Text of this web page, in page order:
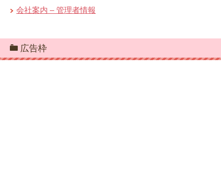
会社案内 – 管理者情報
広告枠